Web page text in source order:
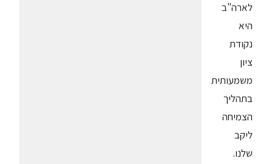
לארה"ב
היא
נקודת
ציון
משמעותית
בתהליך
הצמיחה
ליקב
שלנו.